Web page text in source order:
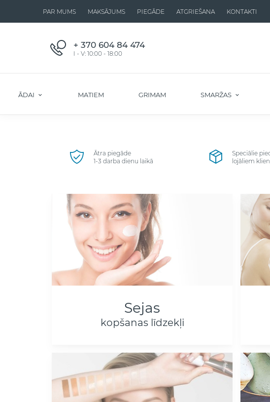
PAR MUMS MAKSĀJUMS PIEGĀDE ATGRIEŠANA KONTAKTI
+ 370 604 84 474
I - V: 10:00 - 18:00
ĀDAI MATIEM GRIMAM SMARŽAS
Ātra piegāde
1-3 darba dienu laikā
Speciālie
lojāliem
Sejas
kopšanas līdzekļi